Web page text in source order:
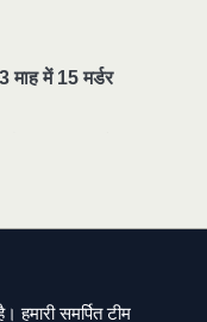
माह में 15 मर्डर
घटना, 10 की मौत
समर्पित टीम